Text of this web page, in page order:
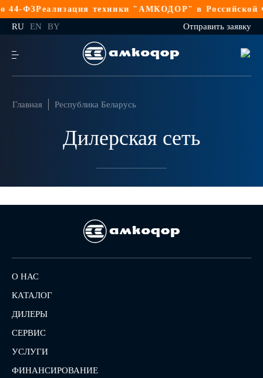
44-ФЗРеализация техники "АМКОДОР" в Российской
RU EN BY Отправить заявку
Главная Республика Беларусь
Дилерская сеть
О НАС
КАТАЛОГ
ДИЛЕРЫ
СЕРВИС
УСЛУГИ
ФИНАНСИРОВАНИЕ